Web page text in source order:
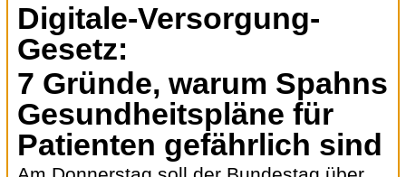
Digitale-Versorgung-
Gesetz:
7 Gründe, warum Spahns
Gesundheitspläne für
Patienten gefährlich sind